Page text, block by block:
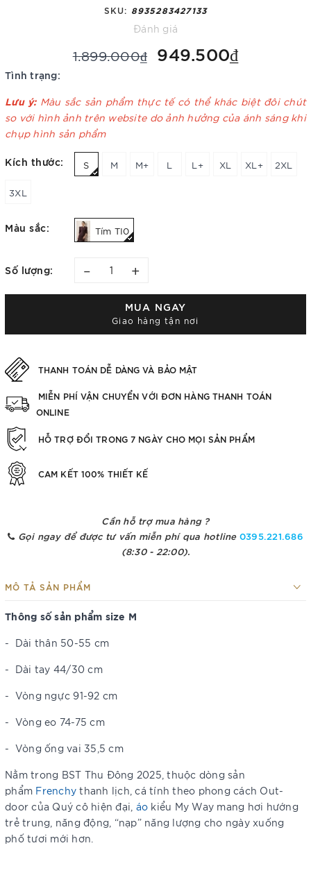
SKU: 8935283427133
Đánh giá
1.899.000₫ 949.500₫
Tình trạng:
Lưu ý: Màu sắc sản phẩm thực tế có thể khác biệt đôi chút
so với hình ảnh trên website do ảnh hưởng của ánh sáng khi
chụp hình sản phẩm
Kích thước: S M M+ L L+ XL XL+ 2XL
3XL
Màu sắc: Tím TI0
Số lượng: – +
MUA NGAY
Giao hàng tận nơi
THANH TOÁN DỄ DÀNG VÀ BẢO MẬT
MIỄN PHÍ VẬN CHUYỂN VỚI ĐƠN HÀNG THANH TOÁN
ONLINE
HỖ TRỢ ĐỔI TRONG 7 NGÀY CHO MỌI SẢN PHẨM
CAM KẾT 100% THIẾT KẾ
Cần hỗ trợ mua hàng ?
Gọi ngay để được tư vấn miễn phí qua hotline 0395.221.686
(8:30 - 22:00).
MÔ TẢ SẢN PHẨM
Thông số sản phẩm size M
- Dài thân 50-55 cm
- Dài tay 44/30 cm
- Vòng ngực 91-92 cm
- Vòng eo 74-75 cm
- Vòng ống vai 35,5 cm
Nằm trong BST Thu Đông 2025, thuộc dòng sản
phẩm Frenchy thanh lịch, cá tính theo phong cách Out-
door của Quý cô hiện đại, áo kiểu My Way mang hơi hướng
trẻ trung, năng động, “nạp” năng lượng cho ngày xuống
phố tươi mới hơn.